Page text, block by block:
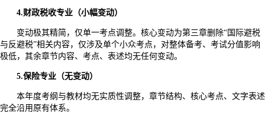
4.财政税收专业（小幅变动）
变动极其精简，仅单一考点调整。核心变动为第三章删除“国际避税
与反避税”相关内容，仅涉及单个小众考点，对整体备考、考试分值影响
极低，其余章节内容、考点、表述均无任何变动。
5.保险专业（无变动）
本年度考纲与教材均无实质性调整，章节结构、核心考点、文字表述
完全沿用原有体系。